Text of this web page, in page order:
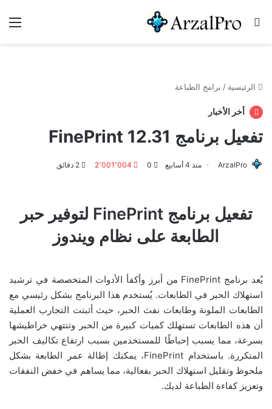
بحث عن
الرئيسية / برامج الطباعة
أخر الأخبار
تفعيل برنامج FinePrint 12.31
ArzalPro منذ 4 أسابيع 0 2٬001٬004
تفعيل برنامج FinePrint لتوفير حبر
الطابعة على نظام ويندوز
يُعد برنامج FinePrint من أبرز وأكفأ الأدوات المتخصصة في ترشيد
استهلاك الحبر في الطابعات. يُستخدم هذا البرنامج بشكل رئيسي مع
الطابعات الملونة وطابعات نفث الحبر، حيث أثبتت التجارب العملية
أن هذه الطابعات تستهلك كميات كبيرة من الحبر وتنتهي خراطيشها
بسرعة، مما يسبب إحباطًا للمستخدمين بسبب ارتفاع تكاليف الحبر
المتكررة. باستخدام FinePrint، يمكنك إطالة عمر الطابعة بشكل
ملحوظ وتقليل استهلاك الحبر بفعالية، مما يساهم في خفض النفقات
وتعزيز كفاءة الطباعة لديك.